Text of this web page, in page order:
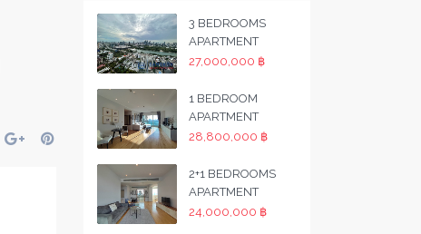
3 BEDROOMS
APARTMENT
27,000,000 ฿
1 BEDROOM
APARTMENT
28,800,000 ฿
2+1 BEDROOMS
APARTMENT
24,000,000 ฿